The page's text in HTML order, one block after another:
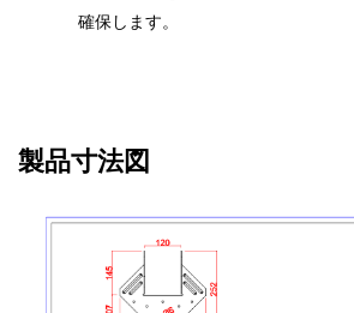
確保します。
製品寸法図